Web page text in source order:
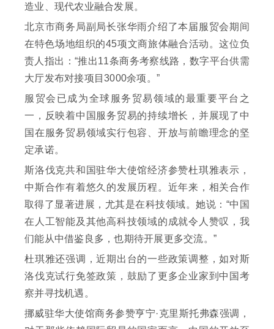
造业、现代农业融合发展。
北京市商务局副局长张华雨介绍了本届服贸会期间
在特色场地组织的45项文商旅体融合活动。这位负
责人指出：“推出11条商务考察线路，数字平台供需
大厅发布对接项目3000余项。”
服贸会已成为全球服务贸易领域的最重要平台之
一，反映着中国服务贸易的持续增长，并展现了中
国在服务贸易领域实行包容、开放与前瞻理念的坚
定承诺。
斯洛伐克共和国驻华大使馆经济参赞杜琪雅表示，
中斯合作有着悠久的发展历程。近年来，相关合作
取得了显著进展，尤其是在科技领域。她说：“中国
在人工智能及其他高科技领域的成就令人赞叹，我
们能从中借鉴良多，也期待开展更多交流。”
杜琪雅还强调，近期出台的一些政策调整，如对斯
洛伐克试行免签政策，鼓励了更多企业家到中国考
察并寻找机遇。
挪威驻华大使馆商务参赞亨宁·克里斯托弗森强调，